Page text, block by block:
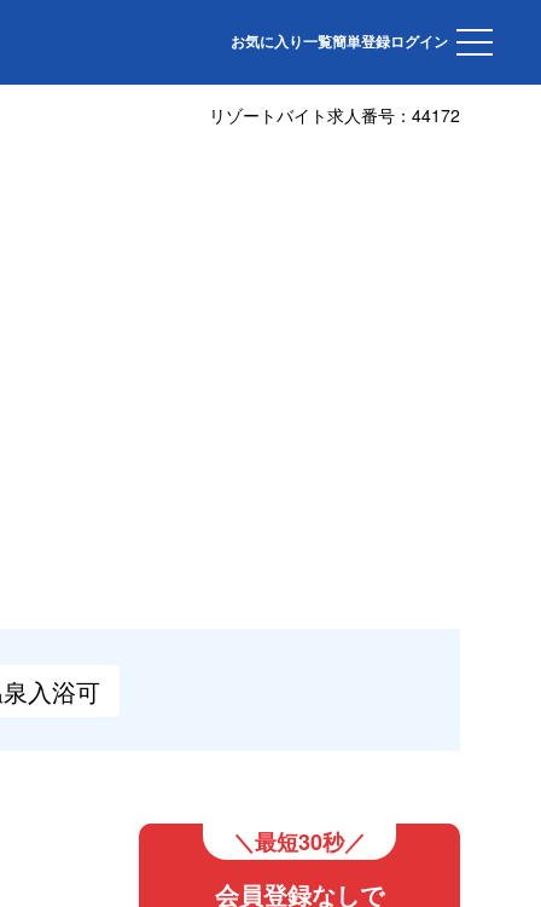
お気に入り一覧簡単登録ログイン
リゾートバイト求人番号： 44172
入浴可
＼最短30秒／
会員登録なしで